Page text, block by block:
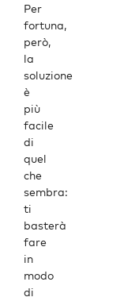
Per
fortuna,
però,
la
soluzione
è
più
facile
di
quel
che
sembra:
ti
basterà
fare
in
modo
di